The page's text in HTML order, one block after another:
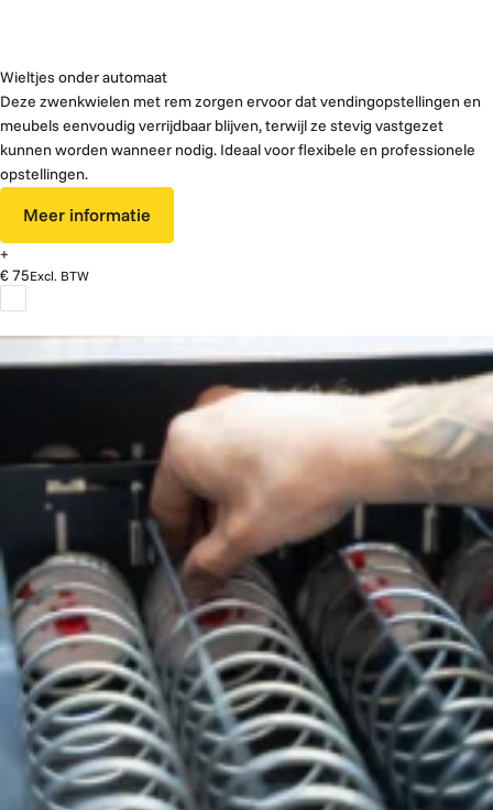
Wieltjes onder automaat
Deze zwenkwielen met rem zorgen ervoor dat vendingopstellingen en
meubels eenvoudig verrijdbaar blijven, terwijl ze stevig vastgezet
kunnen worden wanneer nodig. Ideaal voor flexibele en professionele
opstellingen.
Meer informatie
+
€ 75Excl. BTW